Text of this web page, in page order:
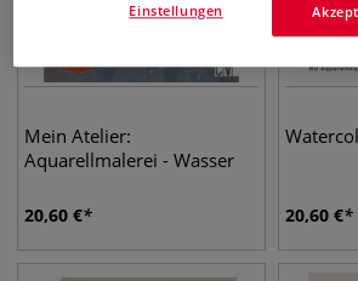
Mein Atelier:
Aquarellmalerei - Wasser
20,60 € 20,60 €
Einstellungen